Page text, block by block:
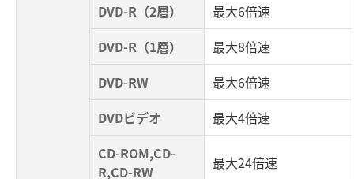
DVD-R（2層）
最大6倍速
DVD-R（1層）
最大8倍速
DVD-RW
最大6倍速
DVDビデオ
最大4倍速
CD-ROM,CD-
R,CD-RW
最大24倍速